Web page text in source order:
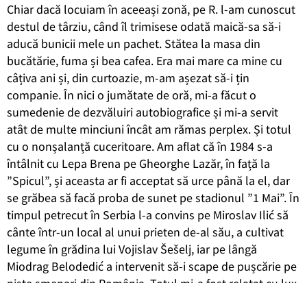
Chiar dacă locuiam în aceeași zonă, pe R. l-am cunoscut
destul de târziu, când îl trimisese odată maică-sa să-i
aducă bunicii mele un pachet. Stătea la masa din
bucătărie, fuma și bea cafea. Era mai mare ca mine cu
câțiva ani și, din curtoazie, m-am așezat să-i țin
companie. În nici o jumătate de oră, mi-a făcut o
sumedenie de dezvăluiri autobiografice și mi-a servit
atât de multe minciuni încât am rămas perplex. Și totul
cu o nonșalanță cuceritoare. Am aflat că în 1984 s-a
întâlnit cu Lepa Brena pe Gheorghe Lazăr, în față la
”Spicul”, și aceasta ar fi acceptat să urce până la el, dar
se grăbea să facă proba de sunet pe stadionul ”1 Mai”. În
timpul petrecut în Serbia l-a convins pe Miroslav Ilić să
cânte într-un local al unui prieten de-al său, a cultivat
legume în grădina lui Vojislav Šešelj, iar pe lângă
Miodrag Belodedić a intervenit să-i scape de pușcărie pe